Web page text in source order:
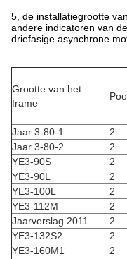
5, de installatiegrootte
andere indicatoren van
driefasige asynchrone
Grootte van het
frame
Jaar 3-80-1
2
Jaar 3-80-2
2
YE3-90S
2
YE3-90L
2
YE3-100L
2
YE3-112M
2
Jaarverslag 2011
2
YE3-132S2
2
YE3-160M1
2